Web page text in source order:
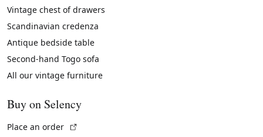
Vintage chest of drawers
Scandinavian credenza
Antique bedside table
Second-hand Togo sofa
All our vintage furniture
Buy on Selency
Place an order